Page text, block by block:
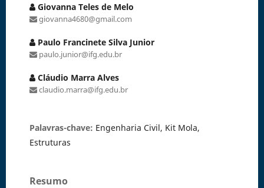
Giovanna Teles de Melo
giovanna4680@gmail.com
Paulo Francinete Silva Junior
paulo.junior@ifg.edu.br
Cláudio Marra Alves
claudio.marra@ifg.edu.br
Palavras-chave: Engenharia Civil, Kit Mola,
Estruturas
Resumo